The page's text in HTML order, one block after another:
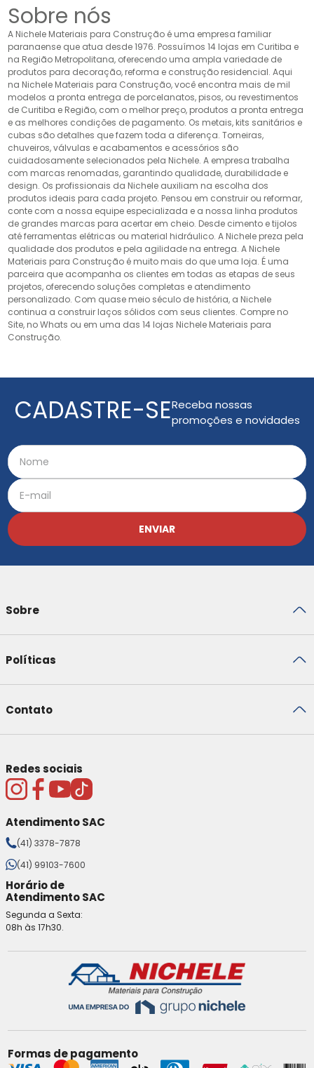
Sobre nós
A Nichele Materiais para Construção é uma empresa familiar
paranaense que atua desde 1976. Possuímos 14 lojas em Curitiba e
na Região Metropolitana, oferecendo uma ampla variedade de
produtos para decoração, reforma e construção residencial. Aqui
na Nichele Materiais para Construção, você encontra mais de mil
modelos a pronta entrega de porcelanatos, pisos, ou revestimentos
de Curitiba e Região, com o melhor preço, produtos a pronta entrega
e as melhores condições de pagamento. Os metais, kits sanitários e
cubas são detalhes que fazem toda a diferença. Torneiras,
chuveiros, válvulas e acabamentos e acessórios são
cuidadosamente selecionados pela Nichele. A empresa trabalha
com marcas renomadas, garantindo qualidade, durabilidade e
design. Os profissionais da Nichele auxiliam na escolha dos
produtos ideais para cada projeto. Pensou em construir ou reformar,
conte com a nossa equipe especializada e a nossa linha produtos
de grandes marcas para acertar em cheio. Desde cimento e tijolos
até ferramentas elétricas ou material hidráulico. A Nichele preza pela
qualidade dos produtos e pela agilidade na entrega. A Nichele
Materiais para Construção é muito mais do que uma loja. É uma
parceira que acompanha os clientes em todas as etapas de seus
projetos, oferecendo soluções completas e atendimento
personalizado. Com quase meio século de história, a Nichele
continua a construir laços sólidos com seus clientes. Compre no
Site, no Whats ou em uma das 14 lojas Nichele Materiais para
Construção.
CADASTRE-SEReceba nossas
promoções e novidades
ENVIAR
Sobre
Políticas
Contato
Redes sociais
Atendimento SAC
(41) 3378-7878
(41) 99103-7600
Horário de
Atendimento SAC
Segunda a Sexta:
08h às 17h30.
Formas de pagamento